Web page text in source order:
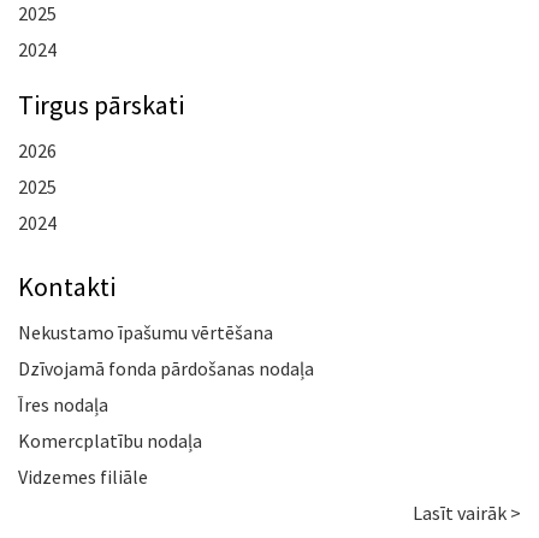
2025
2024
Tirgus pārskati
2026
2025
2024
Kontakti
Nekustamo īpašumu vērtēšana
Dzīvojamā fonda pārdošanas nodaļa
Īres nodaļa
Komercplatību nodaļa
Vidzemes filiāle
Lasīt vairāk >